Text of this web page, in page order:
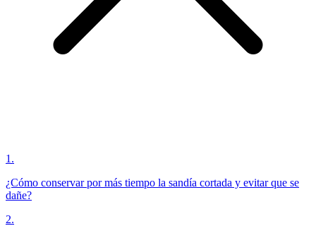
1 .
¿Cómo conservar por más tiempo la sandía cortada y evitar que se
dañe?
2.